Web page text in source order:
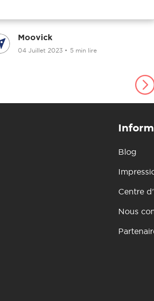
Moovick
04 Juillet 2023 • 5 min lire
Blog
Centre
Nous